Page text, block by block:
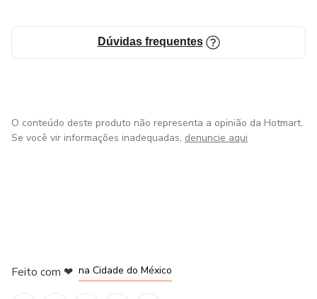
Dúvidas frequentes
O conteúdo deste produto não representa a opinião da Hotmart.
Se você vir informações inadequadas, denuncie aqui
Feito com ❤ na Cidade do México